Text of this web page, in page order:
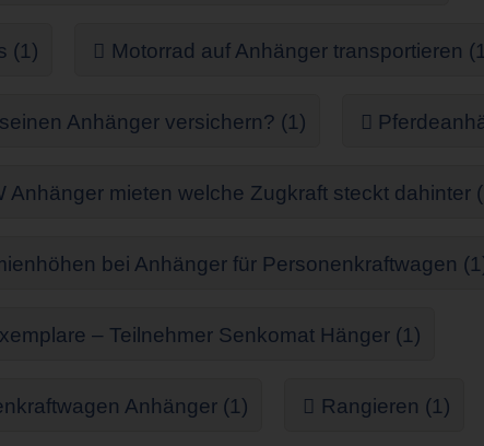
(1) Motorrad auf Anhänger transportieren
Anhänger versichern? (1)
Anhänger mieten welche Zugkraft steckt dahinter
bei Anhänger für Personenkraftwagen
– Teilnehmer Senkomat Hänger (1)
Anhänger (1) Rangieren (1)